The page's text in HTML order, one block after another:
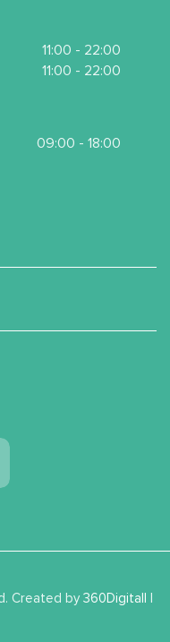
11:00 - 22:00
11:00 - 22:00
09:00 - 18:00
Created by 360Digitall |